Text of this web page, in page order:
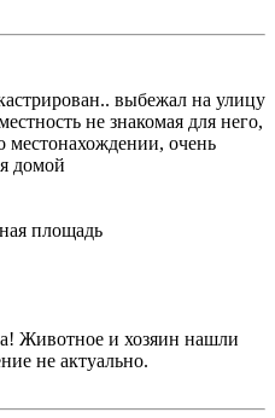
выбежал на улицу
не знакомая для него,
местонахождении, очень
домой
площадь